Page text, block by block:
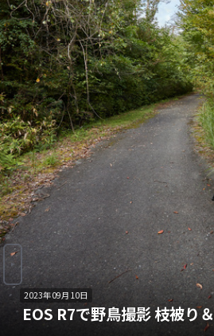
2023年09月10日
EOS R7で野鳥撮影 枝被り